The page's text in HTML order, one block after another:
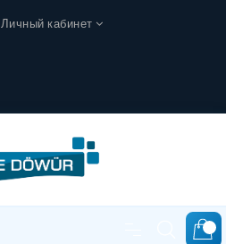
Личный кабинет
0